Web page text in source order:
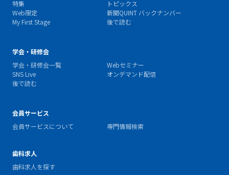
特集
トピックス
Web限定
新聞QUINT バックナンバー
My First Stage
後で読む
学会・研修会
学会・研修会一覧
Webセミナー
SNS Live
オンデマンド配信
後で読む
会員サービス
会員サービスについて
専門情報検索
歯科求人
歯科求人を探す